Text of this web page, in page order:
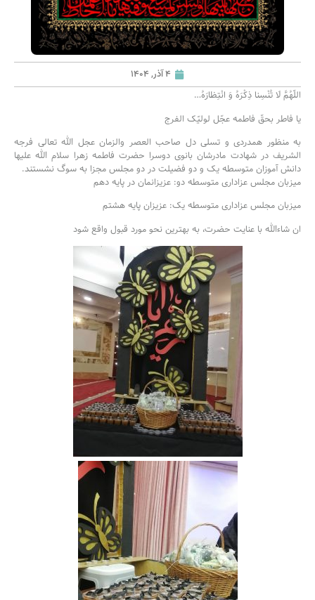
4 آذر, 1404
اللّهُمَّ لَا تُنْسِنا ذِکْرَهُ وَ انْتِظارَهُ…
یا فاطر بحقّ فاطمه عجّل لولیّک الفرج
به منظور همدردی و تسلی دل صاحب العصر والزمان عجل الله تعالی فرجه
الشریف در شهادت مادرشان بانوی دوسرا حضرت فاطمه زهرا سلام الله علیها
دانش آموزان متوسطه یک و دو فضیلت در دو مجلس مجزا به سوگ نشستند.
️میزبان مجلس عزاداری متوسطه دو: عزیزانمان در پایه دهم
میزبان مجلس عزاداری متوسطه یک: عزیزان پایه هشتم
ان شاءالله با عنایت حضرت، به بهترین نحو مورد قبول واقع شود